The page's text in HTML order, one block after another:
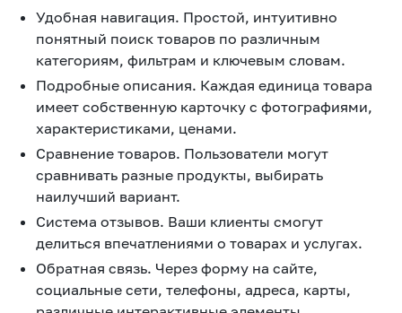
Удобная навигация. Простой, интуитивно
понятный поиск товаров по различным
категориям, фильтрам и ключевым словам.
Подробные описания. Каждая единица товара
имеет собственную карточку с фотографиями,
характеристиками, ценами.
Сравнение товаров. Пользователи могут
сравнивать разные продукты, выбирать
наилучший вариант.
Система отзывов. Ваши клиенты смогут
делиться впечатлениями о товарах и услугах.
Обратная связь. Через форму на сайте,
социальные сети, телефоны, адреса, карты,